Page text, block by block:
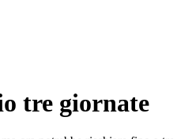
tre giornate